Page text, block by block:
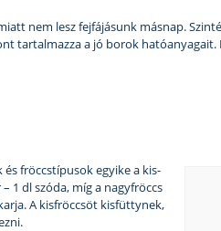
nem lesz fejfájásunk másnap.
tartalmazza a jó borok
fröccstípusok egyike a kis-
1 dl szóda, míg a nagyfröccs
A kisfröccsöt kisfüttynek,